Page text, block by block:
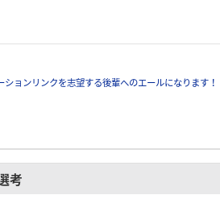
ョンリンクを志望する後輩へのエールになります！
考